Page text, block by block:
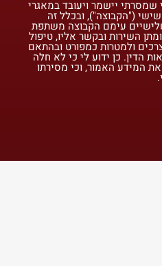
שמסרתי יישמר ויעובד במאגרי
("הקבוצה"), ובכלל זה
עימם הקבוצה משתפת
השירות ובקשר אליו, טיפול
ולמטרות כמפורט ובהתאם
הדין. כן ידוע לי כי לא חלה
המידע האמור, וכי מסירתו